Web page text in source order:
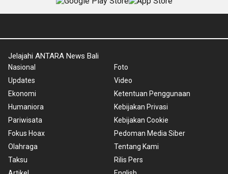
Jelajahi ANTARA News Bali
Nasional
Updates
Ekonomi
Humaniora
Pariwisata
Fokus Hoax
Olahraga
Taksu
Foto
Video
Ketentuan Penggunaan
Kebijakan Privasi
Kebijakan Cookie
Pedoman Media Siber
Tentang Kami
Rilis Pers